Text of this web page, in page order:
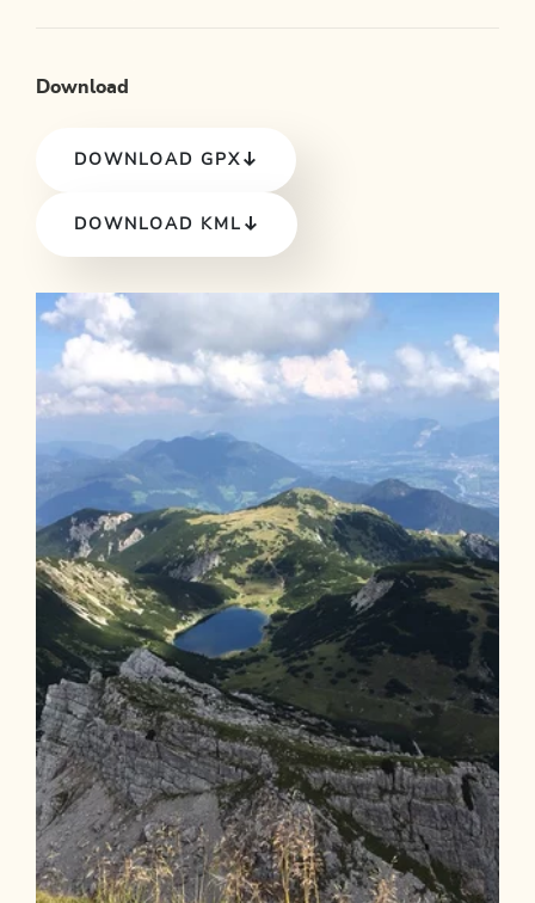
Download
DOWNLOAD GPX
DOWNLOAD KML